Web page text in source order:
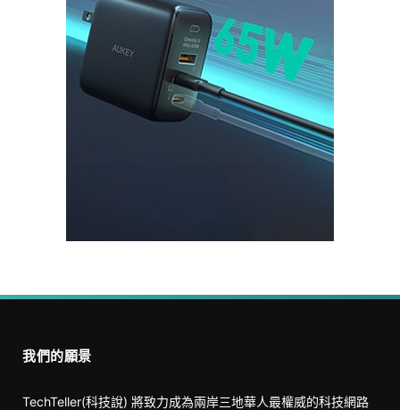
我們的願景
TechTeller(科技說) 將致力成為兩岸三地華人最權威的科技網路